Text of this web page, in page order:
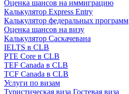
Оценка шансов на иммиграцию
Калькулятор Express Entry
Калькулятор федеральных программ
Оценка шансов на визу
Калькулятор Саскачевана
IELTS в CLB
PTE Core в CLB
TEF Canada в CLB
TCF Canada в CLB
Услуги по визам
Туристическая виза Гостевая виза